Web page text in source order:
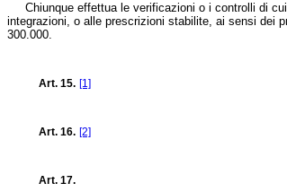
Chiunque effettua le verificazioni o i controlli di cui
integrazioni, o alle prescrizioni stabilite, ai sensi dei
300.000.
Art. 15. [1]
Art. 16. [2]
Art. 17.